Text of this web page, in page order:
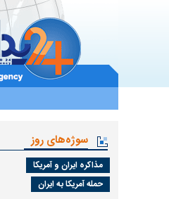
سوژه‌های روز
مذاکره ایران و آمریکا
حمله آمریکا به ایران